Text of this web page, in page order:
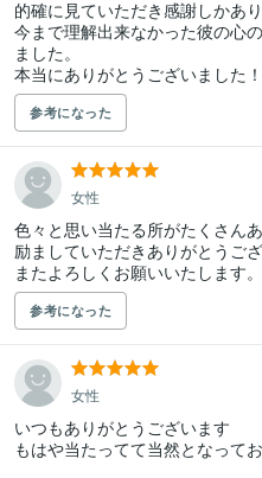
的確に見ていただき感謝しかあり
今まで理解出来なかった彼の心
ました。
本当にありがとうございました！
参考になった
女性
色々と思い当たる所がたくさん
励ましていただきありがとうござ
またよろしくお願いいたします。
参考になった
女性
いつもありがとうございます
もはや当たってて当然となって